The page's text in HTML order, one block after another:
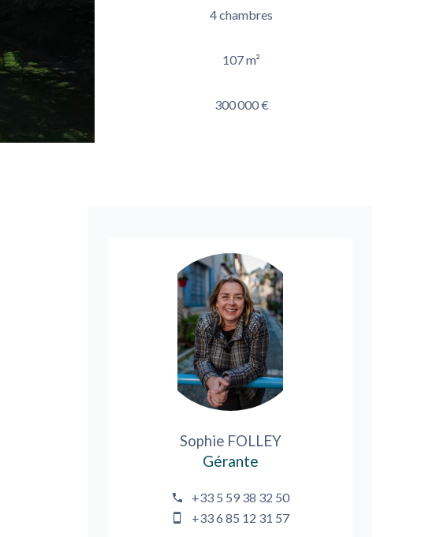
4 chambres
107 m²
300 000 €
Sophie FOLLEY
Gérante
+33 5 59 38 32 50
+33 6 85 12 31 57